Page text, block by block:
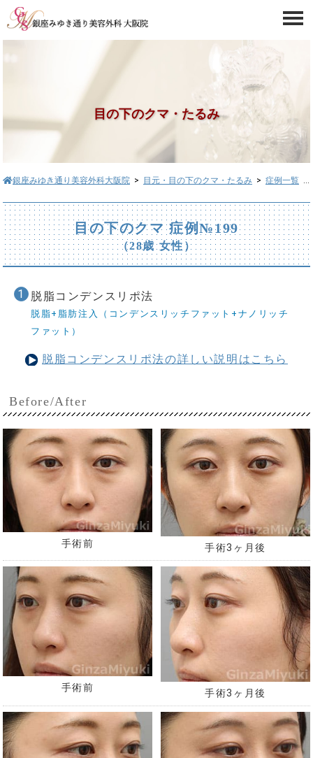
目の下のクマ・たるみ
銀座みゆき通り美容外科大阪院 > 目元・目の下のクマ・たるみ > 症例一覧
目の下のクマ 症例№199
（28歳 女性）
脱脂コンデンスリポ法
脱脂+脂肪注入（コンデンスリッチファット+ナノリッチ
ファット）
脱脂コンデンスリポ法の詳しい説明はこちら
Before/After
手術前 手術3ヶ月後
手術前 手術3ヶ月後